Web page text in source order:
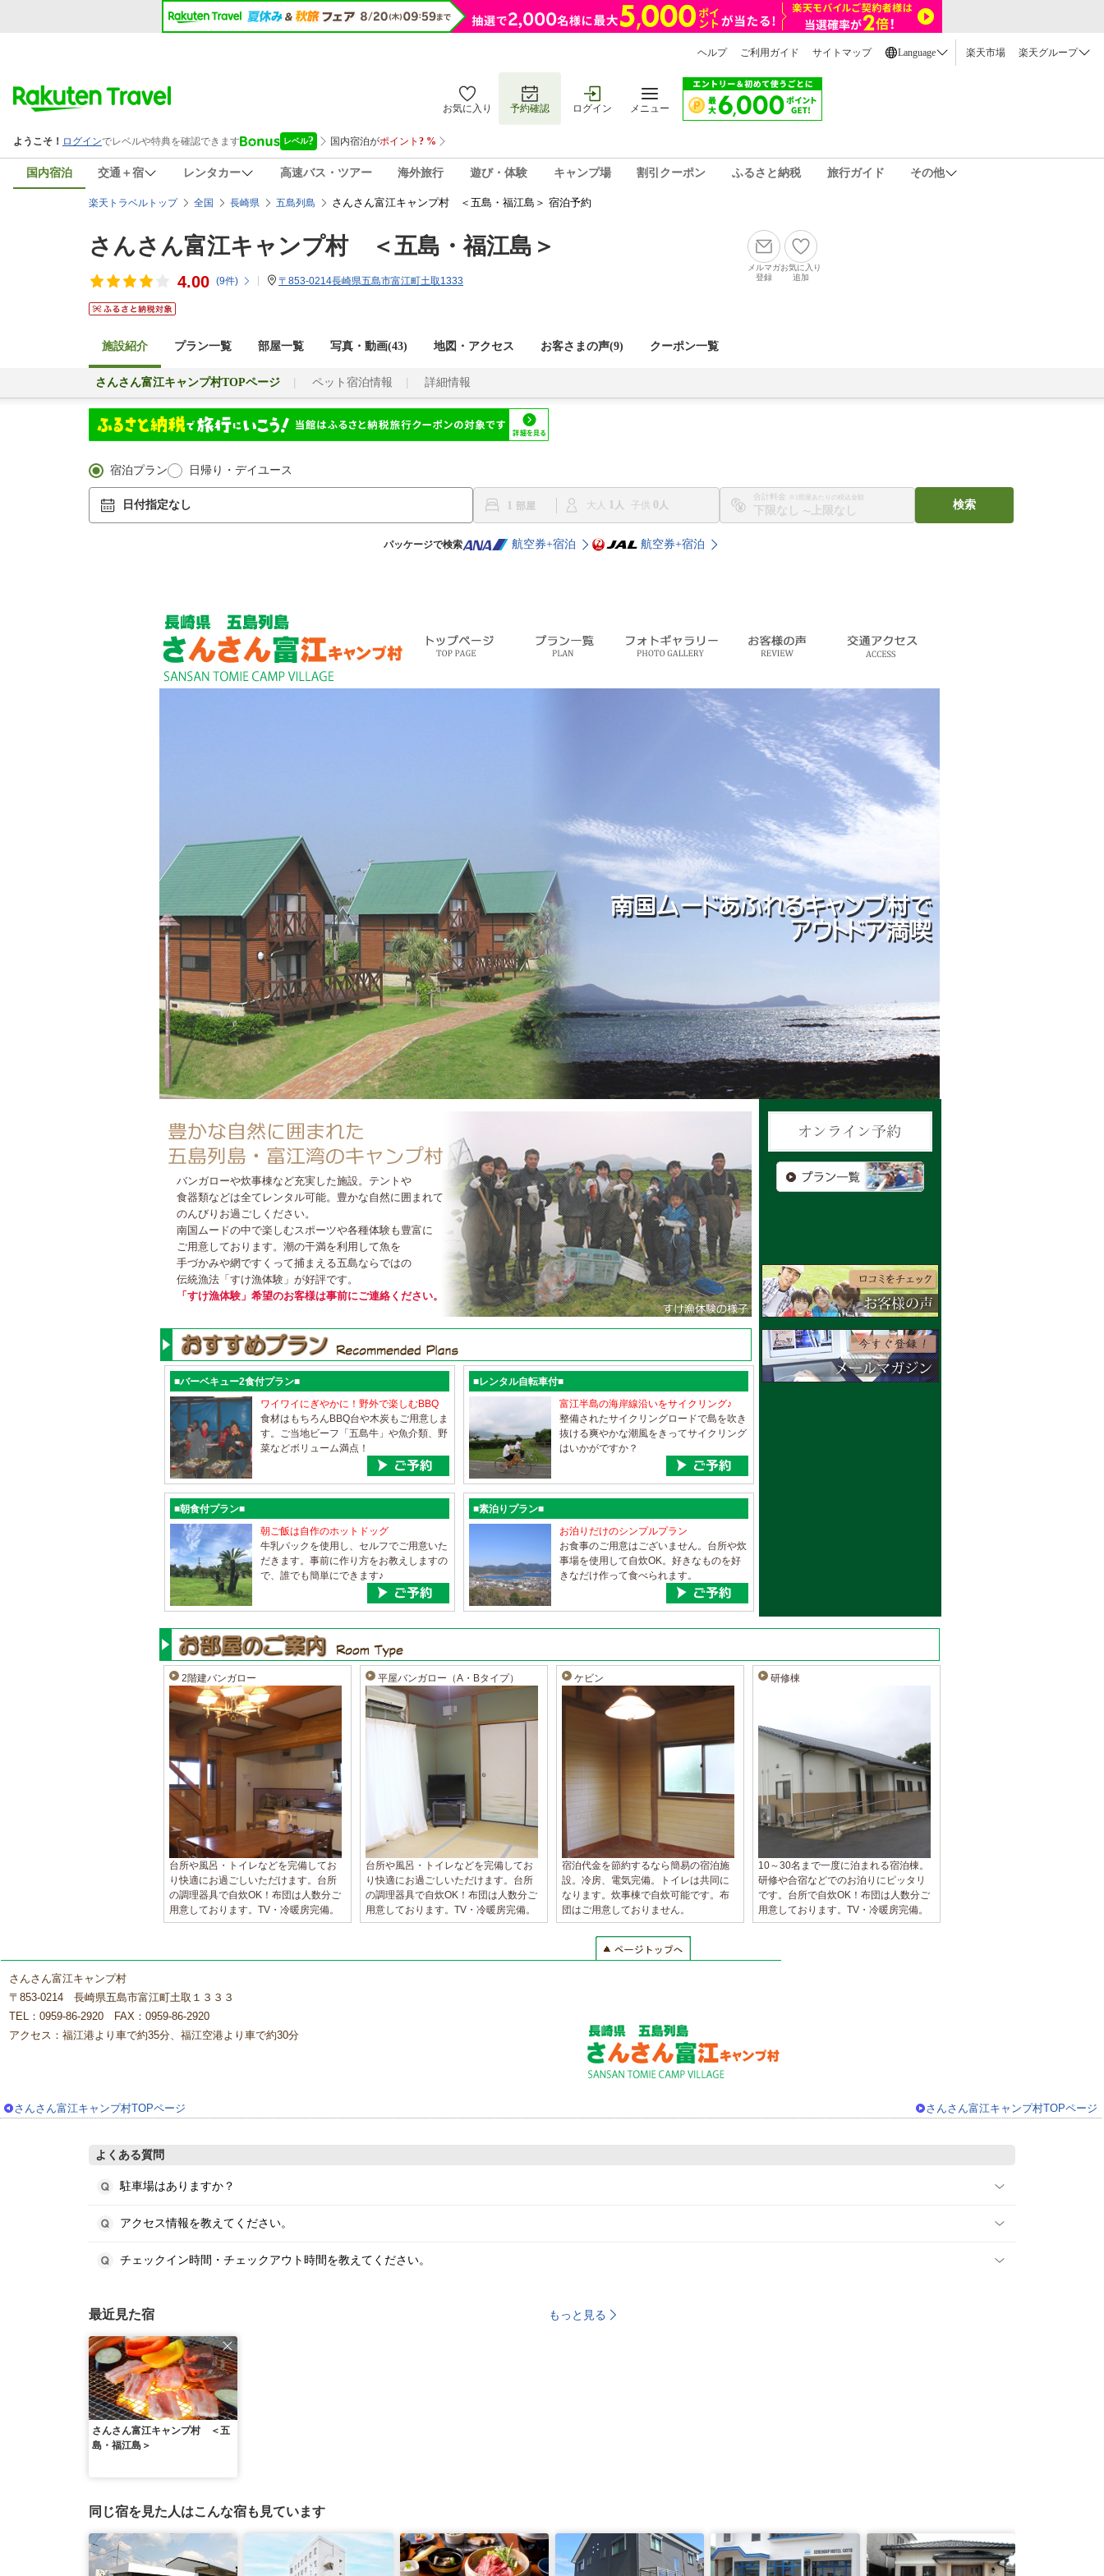
ヘルプ ご利用ガイド サイトマップ Language 楽天市場 楽天グループ
お気に入り 予約確認 ログイン メニュー
国内宿泊 交通＋宿 レンタカー 高速バス・ツアー 海外旅行 遊び・体験 キャンプ場 割引クーポン ふるさと納税 旅行ガイド その他
楽天トラベルトップ 全国 長崎県 五島列島 さんさん富江キャンプ村 ＜五島・福江島＞ 宿泊予約
さんさん富江キャンプ村 ＜五島・福江島＞
4.00 (9件) 〒853-0214長崎県五島市富江町土取1333
メルマガ
登録
お気に入り
追加
施設紹介 プラン一覧 部屋一覧 写真・動画(43) 地図・アクセス お客さまの声(9) クーポン一覧
さんさん富江キャンプ村TOPページ ペット宿泊情報 詳細情報
宿泊プラン 日帰り・デイユース
日付指定なし 1 大人 1 子供 0
合計料金 ※1部屋あたりの税込金額
〜
検索
パッケージで検索 航空券+宿泊 航空券+宿泊
フォトギャラリー 交通アクセス
バンガローや炊事棟など充実した施設。テントや
食器類などは全てレンタル可能。豊かな自然に囲まれて
のんびりお過ごしください。
南国ムードの中で楽しむスポーツや各種体験も豊富に
ご用意しております。潮の干満を利用して魚を
手づかみや網ですくって捕まえる五島ならではの
伝統漁法「すけ漁体験」が好評です。
「すけ漁体験」希望のお客様は事前にご連絡ください。
■バーベキュー2食付プラン■
ワイワイにぎやかに！野外で楽しむBBQ
食材はもちろんBBQ台や木炭もご用意しま
す。ご当地ビーフ「五島牛」や魚介類、野
菜などボリューム満点！
■レンタル自転車付■
富江半島の海岸線沿いをサイクリング♪
整備されたサイクリングロードで島を吹き
抜ける爽やかな潮風をきってサイクリング
はいかがですか？
■朝食付プラン■
朝ご飯は自作のホットドッグ
牛乳パックを使用し、セルフでご用意いた
だきます。事前に作り方をお教えしますの
で、誰でも簡単にできます♪
■素泊りプラン■
お泊りだけのシンプルプラン
お食事のご用意はございません。台所や炊
事場を使用して自炊OK。好きなものを好
きなだけ作って食べられます。
2階建バンガロー
台所や風呂・トイレなどを完備してお
り快適にお過ごしいただけます。台所
の調理器具で自炊OK！布団は人数分ご
用意しております。TV・冷暖房完備。
平屋バンガロー（A・Bタイプ）
台所や風呂・トイレなどを完備してお
り快適にお過ごしいただけます。台所
の調理器具で自炊OK！布団は人数分ご
用意しております。TV・冷暖房完備。
ケビン
宿泊代金を節約するなら簡易の宿泊施
設。冷房、電気完備。トイレは共同に
なります。炊事棟で自炊可能です。布
団はご用意しておりません。
研修棟
10～30名まで一度に泊まれる宿泊棟。
研修や合宿などでのお泊りにピッタリ
です。台所で自炊OK！布団は人数分ご
用意しております。TV・冷暖房完備。
さんさん富江キャンプ村
〒853-0214 長崎県五島市富江町土取１３３３
TEL：0959-86-2920 FAX：0959-86-2920
アクセス：福江港より車で約35分、福江空港より車で約30分
さんさん富江キャンプ村TOPページ さんさん富江キャンプ村TOPページ
よくある質問
駐車場はありますか？
アクセス情報を教えてください。
チェックイン時間・チェックアウト時間を教えてください。
最近見た宿 もっと見る
さんさん富江キャンプ村 ＜五
島・福江島＞
同じ宿を見た人はこんな宿も見ています